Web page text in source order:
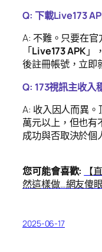
Q: 下載Live173
A: 不難。只要在
「Live173 APK」
後註冊帳號，立即
Q: 173視訊主收入
A: 收入因人而異
萬元以上，但也有
成功與否取決於個
您可能會喜歡:
【
然這樣做…網友傻
2025-06-17